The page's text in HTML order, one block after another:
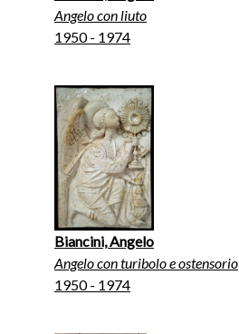
Angelo con liuto
1950 - 1974
Biancini, Angelo
Angelo con turibolo e ostensorio
1950 - 1974